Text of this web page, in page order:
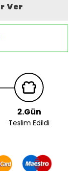
Ver
2.Gün
Teslim Edildi